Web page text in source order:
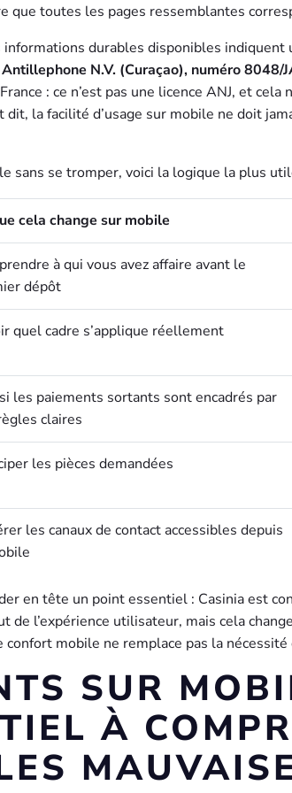
que toutes les pages ressemblantes
informations durables disponibles
Antillephone N.V. (Curaçao), numéro 8048/
: ce n’est pas une licence ANJ, et
la facilité d’usage sur mobile ne doit
sans se tromper, voici la logique la plus
cela change sur mobile
à qui vous avez affaire avant le
dépôt
quel cadre s’applique réellement
les paiements sortants sont encadrés par
claires
les pièces demandées
les canaux de contact accessibles depuis
en tête un point essentiel : Casinia est
de l’expérience utilisateur, mais cela
confort mobile ne remplace pas la
SUR
À